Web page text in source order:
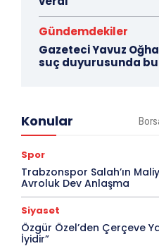
Gündemdekiler
Gazeteci Yavuz
suç duyurusunda
Konular
Spor
Trabzonspor Salah’ın
Avroluk Dev Anlaşma
Siyaset
Özgür Özel’den Çerçeve
İyidir”